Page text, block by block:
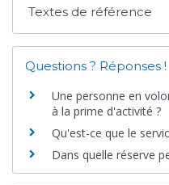
Textes de référence
Questions ? Réponses !
Une personne en
à la prime d'activité ?
Qu'est-ce que le
Dans quelle réserve